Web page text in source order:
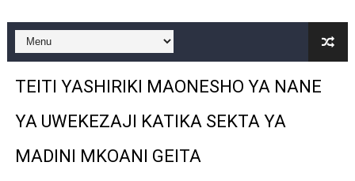
TARURA YAONGEZA KASI UJENZI WA BARABARA ZA
TEITI YASHIRIKI MAONESHO YA NANE
YA UWEKEZAJI KATIKA SEKTA YA
MADINI MKOANI GEITA